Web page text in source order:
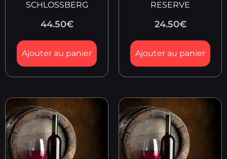
SCHLOSSBERG
44.50€
Ajouter au panier
RESERVE
24.50€
Ajouter au panier